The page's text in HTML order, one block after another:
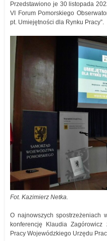
Przedstawiono je 30 listopada
VI Forum Pomorskiego
pt. Umiejętności dla Rynku Pracy”.
Fot. Kazimierz Netka.
O najnowszych spostrzeżeniach
konferencję Klaudia
Pracy Wojewódzkiego Urzędu